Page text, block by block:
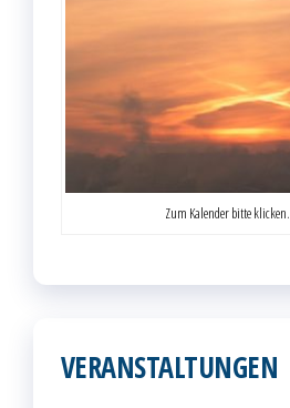
Zum Kalender bitte klicken.
VERANSTALTUNGEN